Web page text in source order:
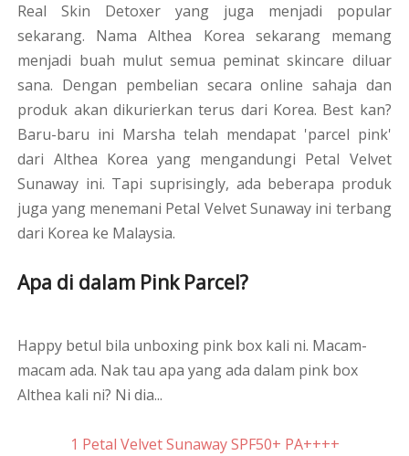
Real Skin Detoxer yang juga menjadi popular
sekarang. Nama Althea Korea sekarang memang
menjadi buah mulut semua peminat skincare diluar
sana. Dengan pembelian secara online sahaja dan
produk akan dikurierkan terus dari Korea. Best kan?
Baru-baru ini Marsha telah mendapat 'parcel pink'
dari Althea Korea yang mengandungi Petal Velvet
Sunaway ini. Tapi suprisingly, ada beberapa produk
juga yang menemani Petal Velvet Sunaway ini terbang
dari Korea ke Malaysia.
Apa di dalam Pink Parcel?
Happy betul bila unboxing pink box kali ni. Macam-
macam ada. Nak tau apa yang ada dalam pink box
Althea kali ni? Ni dia...
1 Petal Velvet Sunaway SPF50+ PA++++